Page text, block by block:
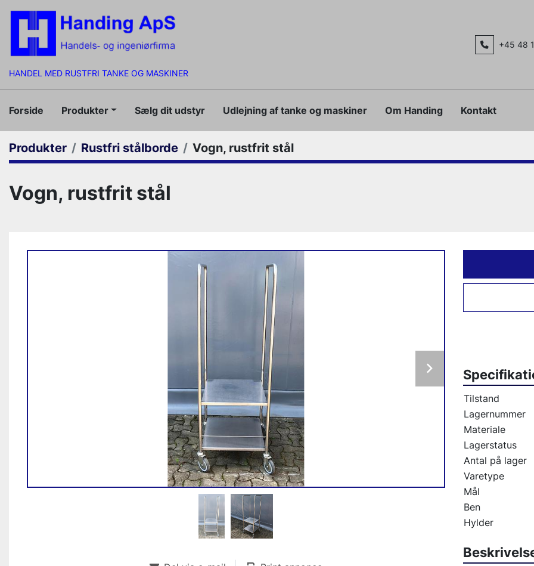
HANDEL MED RUSTFRI TANKE OG MASKINER
+45 48
Forside Produkter Sælg dit udstyr Udlejning af tanke og maskiner Om Handing Kontakt
Produkter Rustfri stålborde Vogn, rustfrit stål
Vogn, rustfrit stål
Tilstand
Lagernummer
Materiale
Lagerstatus
Antal på lager
Varetype
Mål
Ben
Hylder